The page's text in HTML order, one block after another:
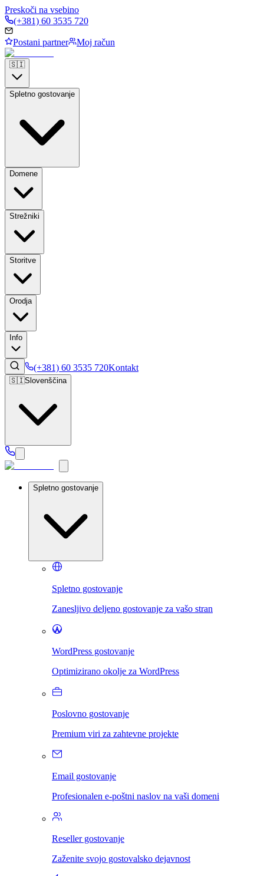
Preskoči na vsebino
(+381) 60 3535 720
Postani partner Moj račun
🇸🇮
Spletno gostovanje
Domene
Strežniki
Storitve
Orodja
Info
(+381) 60 3535 720Kontakt
🇸🇮Slovenščina
Spletno gostovanje
Spletno gostovanje
Zanesljivo deljeno gostovanje za vašo stran
WordPress gostovanje
Optimizirano okolje za WordPress
Poslovno gostovanje
Premium viri za zahtevne projekte
Email gostovanje
Profesionalen e-poštni naslov na vaši domeni
Reseller gostovanje
Zaženite svojo gostovalsko dejavnost